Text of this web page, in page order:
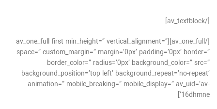
[/av_textblock]
[/av_one_full][av_one_full first min_height=” vertical_alignment=”
space=” custom_margin=” margin=’0px’ padding=’0px’ border=”
border_color=” radius=’0px’ background_color=” src=”
background_position=’top left’ background_repeat=’no-repeat’
animation=” mobile_breaking=” mobile_display=” av_uid=’av-
16dhmne’]